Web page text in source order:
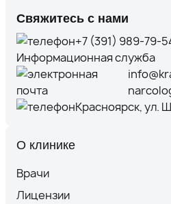
Свяжитесь с нами
+7 (391) 989-79-
Информационная служба
Красноярск, ул.
О клинике
Врачи
Лицензии